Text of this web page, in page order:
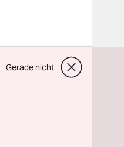
Gerade nicht